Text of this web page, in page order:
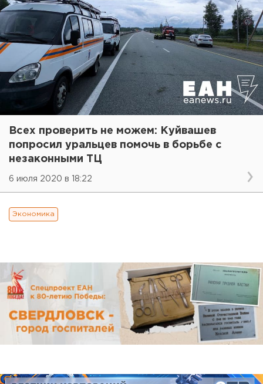
Всех проверить не можем: Куйвашев
попросил уральцев помочь в борьбе с
незаконными ТЦ
6 июля 2020 в 18:22
Экономика